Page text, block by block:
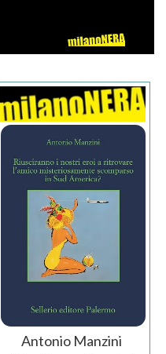
Antonio Manzini